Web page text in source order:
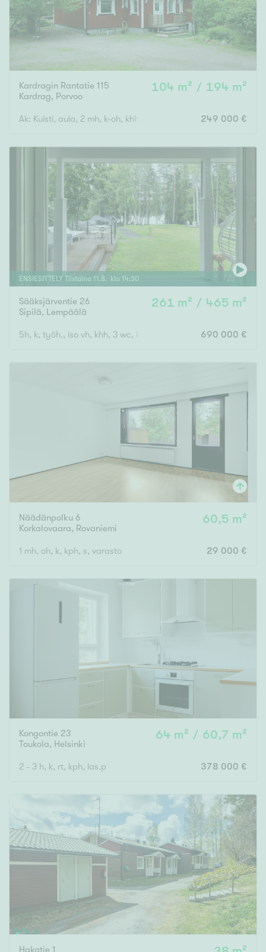
Kardragin Rantatie 115
Kardrag, Porvoo
104 m² / 194 m²
Ak: Kuisti, aula, 2 mh, k-oh, khh, wc, ph, s. Yk: Aula, 2 mh.
249 000 €
ENSIESITTELY Tiistaina 11 .8. klo 14:30
Sääksjärventie 26
Sipilä, Lempäälä
261 m² / 465 m²
5h, k, työh., iso vh, khh, 3 wc, kph, s, iso autotalli, var.,
690 000 €
Näädänpolku 6
Korkalovaara, Rovaniemi
60,5 m²
1 mh, oh, k, kph, s, varasto 29 000 €
Kongontie 23
Toukola, Helsinki
64 m² / 60,7 m²
2 - 3 h, k, rt, kph, las.p 378 000 €
Hakatie 1